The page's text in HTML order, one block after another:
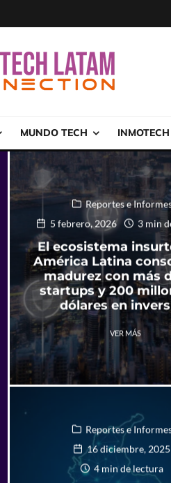
MUNDO TECH INMOTECH
Reportes e
5 febrero, 2026
3 min
El ecosistema
América Latina
madurez con más
startups y 200
dólares en
VER MÁS
Reportes e
16 diciembre, 2025
4 min de lectura